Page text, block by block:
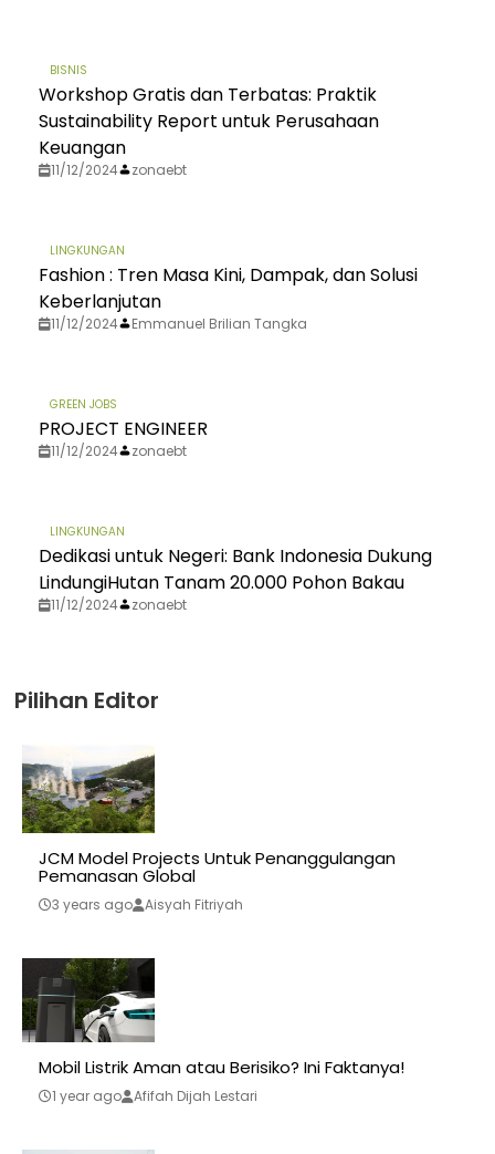
BISNIS
Workshop Gratis dan Terbatas: Praktik
Sustainability Report untuk Perusahaan
Keuangan
11/12/2024 zonaebt
LINGKUNGAN
Fashion : Tren Masa Kini, Dampak, dan Solusi
Keberlanjutan
11/12/2024 Emmanuel Brilian Tangka
GREEN JOBS
PROJECT ENGINEER
11/12/2024 zonaebt
LINGKUNGAN
Dedikasi untuk Negeri: Bank Indonesia Dukung
LindungiHutan Tanam 20.000 Pohon Bakau
11/12/2024 zonaebt
Pilihan Editor
JCM Model Projects Untuk Penanggulangan
Pemanasan Global
3 years ago Aisyah Fitriyah
Mobil Listrik Aman atau Berisiko? Ini Faktanya!
1 year ago Afifah Dijah Lestari